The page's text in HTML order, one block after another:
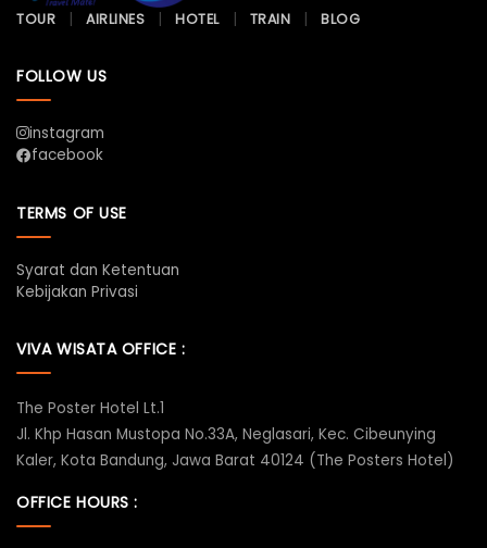
TOUR AIRLINES HOTEL TRAIN BLOG
FOLLOW US
instagram
facebook
TERMS OF USE
Syarat dan Ketentuan
Kebijakan Privasi
VIVA WISATA OFFICE :
The Poster Hotel Lt.1
Jl. Khp Hasan Mustopa No.33A, Neglasari, Kec. Cibeunying
Kaler, Kota Bandung, Jawa Barat 40124 (The Posters Hotel)
OFFICE HOURS :